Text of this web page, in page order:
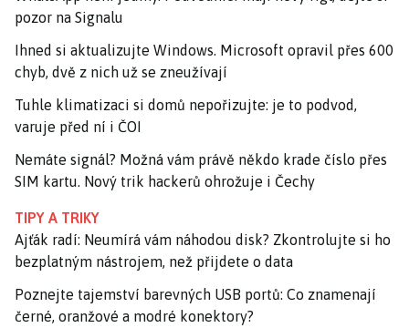
pozor na Signalu
Ihned si aktualizujte Windows. Microsoft opravil přes 600
chyb, dvě z nich už se zneužívají
Tuhle klimatizaci si domů nepořizujte: je to podvod,
varuje před ní i ČOI
Nemáte signál? Možná vám právě někdo krade číslo přes
SIM kartu. Nový trik hackerů ohrožuje i Čechy
TIPY A TRIKY
Ajťák radí: Neumírá vám náhodou disk? Zkontrolujte si ho
bezplatným nástrojem, než přijdete o data
Poznejte tajemství barevných USB portů: Co znamenají
černé, oranžové a modré konektory?